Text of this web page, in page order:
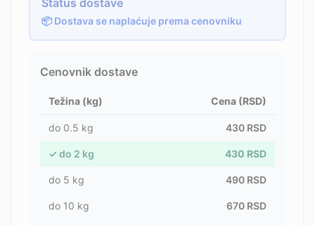
Status dostave
📦 Dostava se naplaćuje prema cenovniku
Cenovnik dostave
Težina (kg) Cena (RSD)
do 0.5 kg 430 RSD
✓ do 2 kg 430 RSD
do 5 kg 490 RSD
do 10 kg 670 RSD